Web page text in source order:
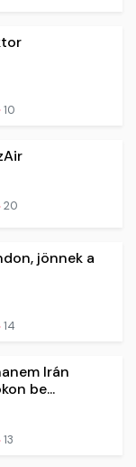
10
20
jönnek a
14
Irán
be...
13